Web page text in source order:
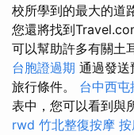
校所學到的最大的道
您還將找到
可以幫助許多有關土
台胞證過期 通過發送
旅行條件。 台中西屯
表中，您可以看到與
rwd 竹北整復按摩